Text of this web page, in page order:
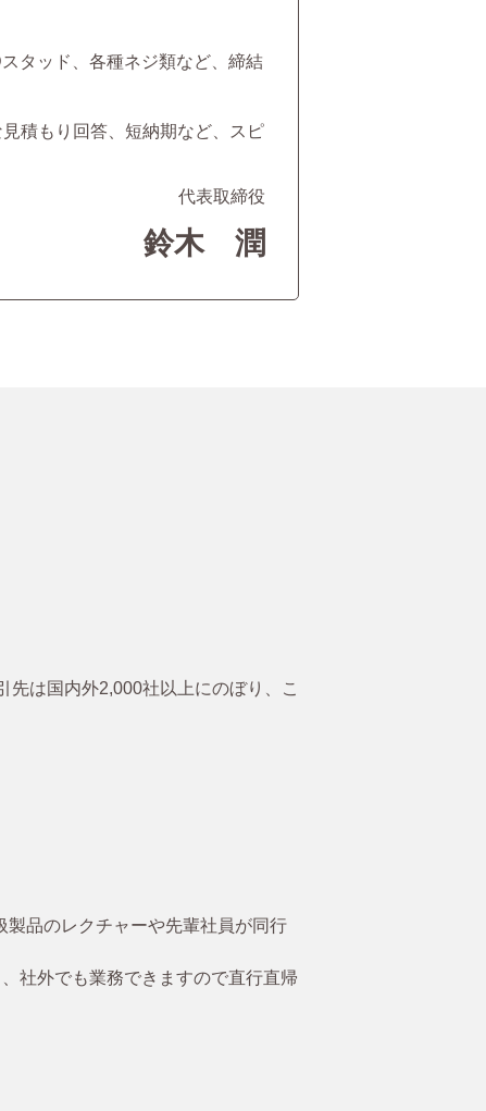
タッド、各種ネジ類など、締結
積もり回答、短納期など、スピ
代表取締役
鈴木 潤
は国内外2,000社以上にのぼり、こ
品のレクチャーや先輩社員が同行
社外でも業務できますので直行直帰